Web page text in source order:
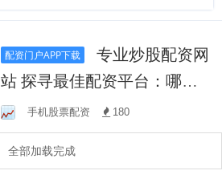
配资门户APP下载
专业炒股配资网
站 探寻最佳配资平台：哪个
配资平台更值得信赖？
手机股票配资 180
全部加载完成